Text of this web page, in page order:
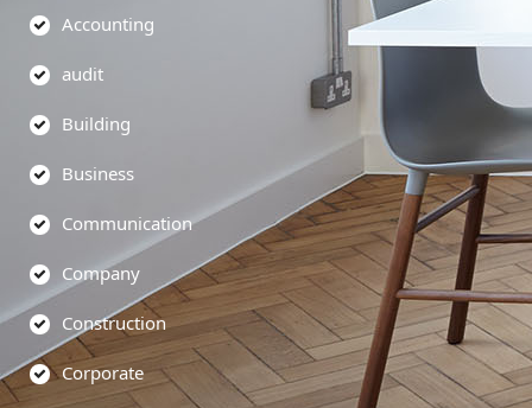
Accounting
audit
Building
Business
Communication
Company
Construction
Corporate